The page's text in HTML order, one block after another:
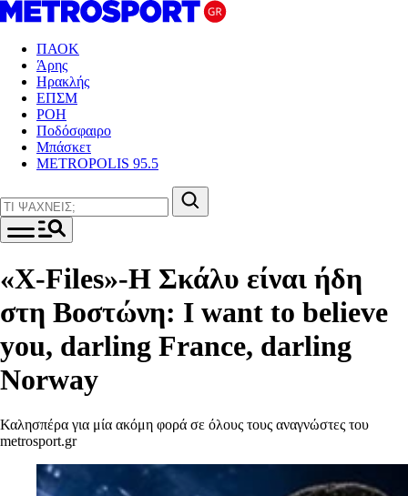
ΠΑΟΚ
Άρης
Ηρακλής
ΕΠΣΜ
ΡΟΗ
Ποδόσφαιρο
Μπάσκετ
METROPOLIS 95.5
«X-Files»-Η Σκάλυ είναι ήδη
στη Βοστώνη: I want to believe
you, darling France, darling
Norway
Καλησπέρα για μία ακόμη φορά σε όλους τους αναγνώστες του
metrosport.gr